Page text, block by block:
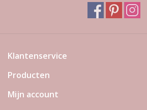
Klantenservice
Producten
Mijn account